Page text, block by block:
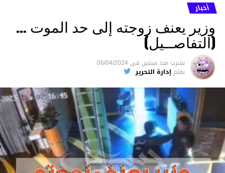
أخبار
وزير يعنف زوجته إلى حد الموت …
(التفاصــيل)
نشرت منذ سنتين فى 06/04/2024
بقلم إدارة التحرير